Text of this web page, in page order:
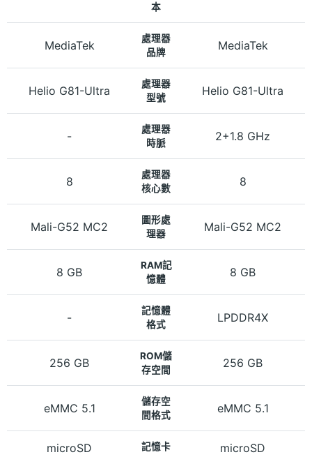
本
MediaTek
處理器
品牌
MediaTek
Helio G81-Ultra
處理器
型號
Helio G81-Ultra
-
處理器
時脈
2+1.8 GHz
8
處理器
核心數
8
Mali-G52 MC2
圖形處
理器
Mali-G52 MC2
8 GB
RAM記
憶體
8 GB
-
記憶體
格式
LPDDR4X
256 GB
ROM儲
存空間
256 GB
eMMC 5.1
儲存空
間格式
eMMC 5.1
microSD 記憶卡 microSD